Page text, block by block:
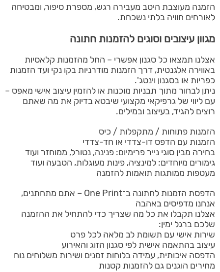
הזמנה מעוצבת היטב מעבירה רגש, מספרת סיפור, ומבטיחה
לאורחים חוויה בלתי נשכחת.
מגוון עיצובים וסוגים להזמנות חתונה
אצלנו תמצאו כל סגנון אפשרי – החל מהזמנות קלאסיות
באווירה אלגנטית, דרך הזמנות מודרניות בקו נקי ועד הזמנות
כפריות או בסגנון וינטג'.
ניתן לבחור מתוך תבניות מוכנות או להזמין עיצוב אישי מאפס –
עם ליווי של גרפיקאי מקצועי שיבטא בדיוק את מה שאתם
רוצים להגיד, בעיצוב ובמילים.
הזמנות פתוחות / מתקפלות / כיס
הזמנות עם הדפס דו-צדדי או חד-צדדי
בחירה מבין סוגי נייר פרימיום: פנינה, נטורל, ממוחזר ועוד
גימורים מיוחדים: למינציה, פינות מעוגלות, הטבעה ועוד
מעטפות ממותגות תואמות להזמנה
הדפסת הזמנות לחתונה ב־One Print – אתם מתחתנים,
אנחנו מדפיסים באהבה
אצלנו תקבלו את כל מה שצריך כדי להתחיל את ההזמנה
שלכם ברגל ימין:
שירות אישי עם תשומת לב מלאה לכל פרט
עיצוב בהתאמה אישית לפי סגנון הזוג והאירוע
הדפסה איכותית, עמידה בלוחות זמנים ושירות משלוחים נוח
מחירים הוגנים גם להזמנות קטנות